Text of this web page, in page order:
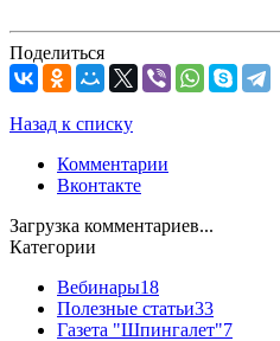
Поделиться
Назад к списку
Комментарии
Вконтакте
Загрузка комментариев...
Категории
Вебинары18
Полезные статьи33
Газета "Шпингалет"7